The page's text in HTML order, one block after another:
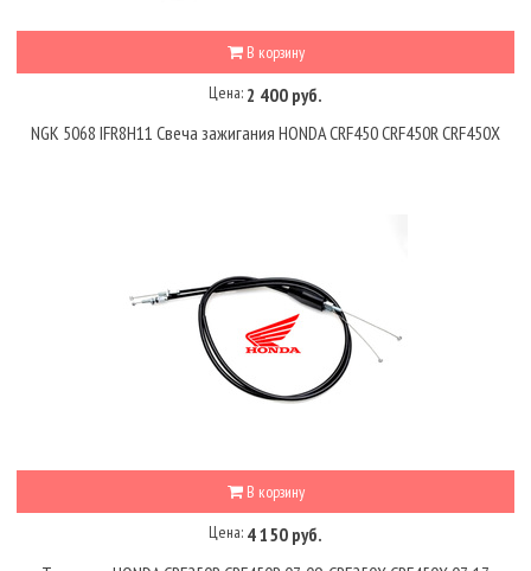
В корзину
Цена: 2 400 руб.
NGK 5068 IFR8H11 Свеча зажигания HONDA CRF450 CRF450R CRF450X
В корзину
Цена: 4 150 руб.